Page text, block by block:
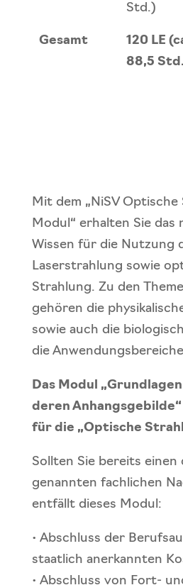
Std.)
Gesamt
120 LE
88,5
Mit dem „NiSV
Modul“ erhalten Sie das
Wissen für die Nutzung
Laserstrahlung sowie
Strahlung. Zu den
gehören die
sowie auch die
die
Das Modul
deren
für die „Optische
Sollten Sie bereits einen
genannten fachlichen
entfällt dieses Modul:
• Abschluss der
staatlich anerkannten
• Abschluss von Fort-